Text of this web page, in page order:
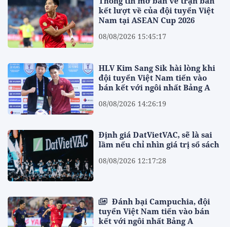
kết lượt về của đội tuyển Việt
Nam tại ASEAN Cup 2026
08/08/2026 15:45:17
HLV Kim Sang Sik hài lòng khi
đội tuyển Việt Nam tiến vào
bán kết với ngôi nhất Bảng A
08/08/2026 14:26:19
Định giá DatVietVAC, sẽ là sai
lầm nếu chỉ nhìn giá trị sổ sách
08/08/2026 12:17:28
Đánh bại Campuchia, đội
tuyển Việt Nam tiến vào bán
kết với ngôi nhất Bảng A